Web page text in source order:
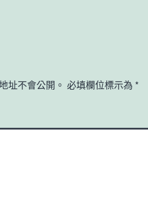
址不會公開。 必填欄位標示為 *